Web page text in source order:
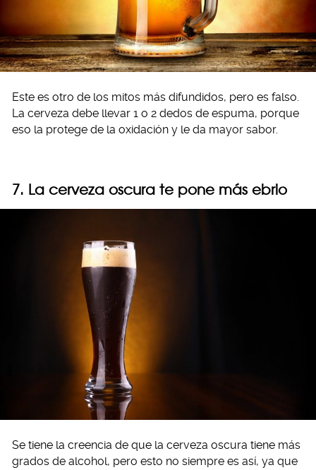
Este es otro de los mitos más difundidos, pero es falso.
La cerveza debe llevar 1 o 2 dedos de espuma, porque
eso la protege de la oxidación y le da mayor sabor.
7. La cerveza oscura te pone más ebrio
Se tiene la creencia de que la cerveza oscura tiene más
grados de alcohol, pero esto no siempre es así, ya que